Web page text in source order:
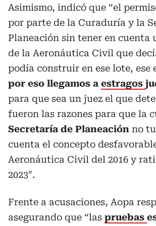
Asimismo, indicó que “el
por parte de la Curaduría y la
Planeación sin tener en cuenta
de la Aeronáutica Civil que
podía construir en ese lote, ese
por eso llegamos a estragos
para que sea un juez el que
fueron las razones para que la
Secretaría de Planeación no
cuenta el concepto
Aeronáutica Civil del 2016 y
2023″.
Frente a acusaciones, Aopa
asegurando que “las pruebas